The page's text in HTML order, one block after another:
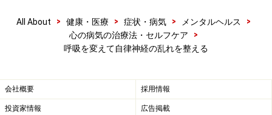
All About > 健康・医療 > 症状・病気 > メンタルヘルス
>
心の病気の治療法・セルフケア
>
呼吸を変えて自律神経の乱れを整える
会社概要 採用情報
投資家情報 広告掲載